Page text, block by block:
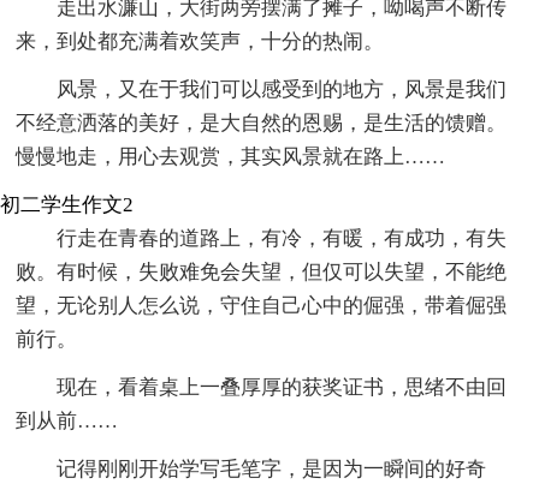
走出水濂山，大街两旁摆满了摊子，呦喝声不断传
来，到处都充满着欢笑声，十分的热闹。
风景，又在于我们可以感受到的地方，风景是我们
不经意洒落的美好，是大自然的恩赐，是生活的馈赠。
慢慢地走，用心去观赏，其实风景就在路上……
初二学生作文2
行走在青春的道路上，有冷，有暖，有成功，有失
败。有时候，失败难免会失望，但仅可以失望，不能绝
望，无论别人怎么说，守住自己心中的倔强，带着倔强
前行。
现在，看着桌上一叠厚厚的获奖证书，思绪不由回
到从前……
记得刚刚开始学写毛笔字，是因为一瞬间的好奇